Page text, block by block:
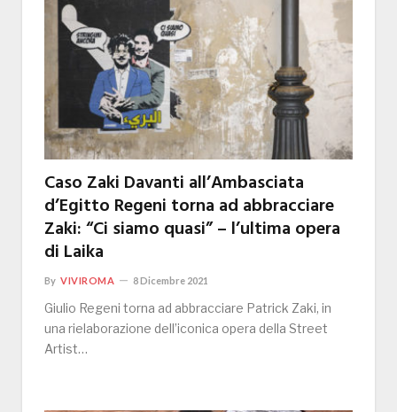
Caso Zaki Davanti all’Ambasciata
d’Egitto Regeni torna ad abbracciare
Zaki: “Ci siamo quasi” – l’ultima opera
di Laika
By VIVIROMA 8 Dicembre 2021
Giulio Regeni torna ad abbracciare Patrick Zaki, in
una rielaborazione dell’iconica opera della Street
Artist…